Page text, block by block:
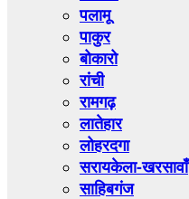
पलामू
पाकुर
बोकारो
रांची
रामगढ़
लातेहार
लोहरदगा
सरायकेला-खरसावाँ
साहिबगंज